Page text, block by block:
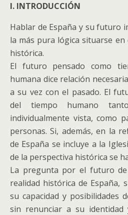
I. INTRODUCCIÓN
Hablar de España y su futuro
la más pura lógica situarse
histórica.
El futuro pensado como
humana dice relación
a su vez con el pasado. El
del tiempo humano
individualmente vista, como
personas.Si, además, en la
de España se incluye a la
de la perspectiva histórica se
La pregunta por el futuro de
realidad histórica de España,
su capacidad y posibilidades
sin renunciar a su